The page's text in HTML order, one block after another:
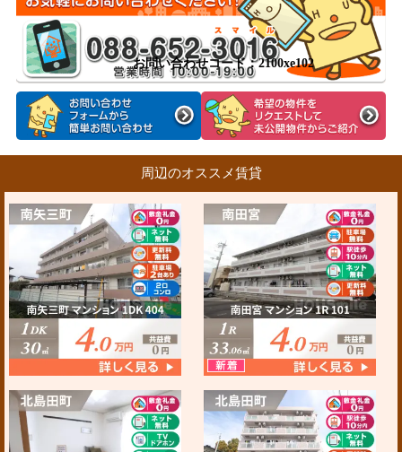
お問い合わせコード：2100xe102
周辺のオススメ賃貸